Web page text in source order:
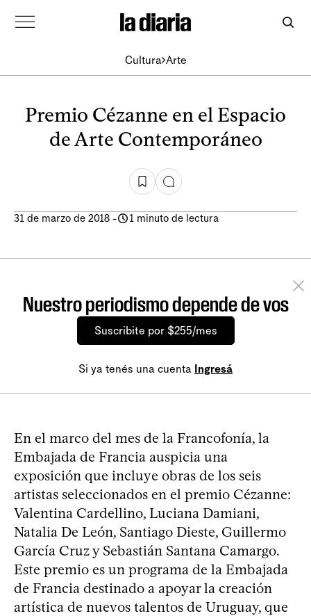
Cultura Arte
Premio Cézanne en el Espacio
de Arte Contemporáneo
31 de marzo de 2018 - 1 minuto de lectura
Nuestro periodismo depende de vos
Suscribite por $255/mes
Si ya tenés una cuenta Ingresá
En el marco del mes de la Francofonía, la
Embajada de Francia auspicia una
exposición que incluye obras de los seis
artistas seleccionados en el premio Cézanne:
Valentina Cardellino, Luciana Damiani,
Natalia De León, Santiago Dieste, Guillermo
García Cruz y Sebastián Santana Camargo.
Este premio es un programa de la Embajada
de Francia destinado a apoyar la creación
artística de nuevos talentos de Uruguay, que